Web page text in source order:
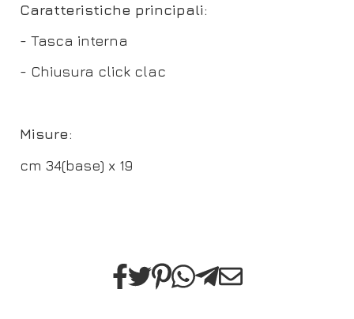
Caratteristiche principali:
- Tasca interna
- Chiusura click clac
Misure:
cm 34(base) x 19